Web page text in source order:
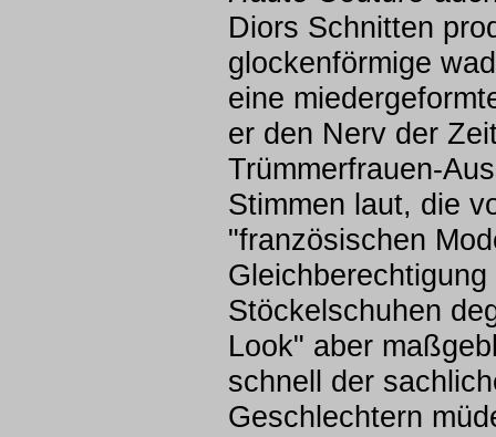
Diors Schnitten
glockenförmige
eine
er den Nerv der
Trümmerfrauen-
Stimmen laut, die
"französischen
Stöckelschuhen
Look" aber
schnell der
Geschlechtern